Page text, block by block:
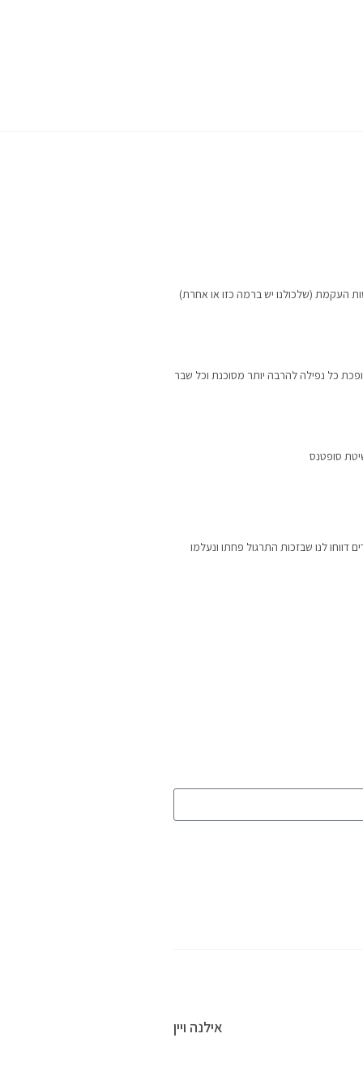
העקמת (שלכולנו יש ברמה כזו או אחרת)
כל נפילה להרבה יותר מסוכנת וכל שבר
סופטנס
לנו שבזכות התרגול פחתו ונעלמו
אילנה ויין